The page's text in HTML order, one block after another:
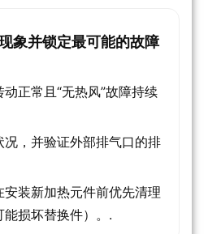
象并锁定最可能的故障
正常且“无热风”故障持续
，并验证外部排气口的排
装新加热元件前优先清理
损坏替换件）。.